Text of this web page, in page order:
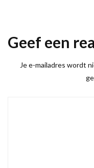
Geef een
Je e-mailadres wordt